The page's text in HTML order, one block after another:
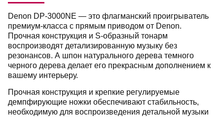
Denon DP-3000NE — это флагманский проигрыватель
премиум-класса с прямым приводом от Denon.
Прочная конструкция и S-образный тонарм
воспроизводят детализированную музыку без
резонансов. А шпон натурального дерева темного
черного дерева делает его прекрасным дополнением к
вашему интерьеру.
Прочная конструкция и крепкие регулируемые
демпфирующие ножки обеспечивают стабильность,
необходимую для воспроизведения детальной музыки